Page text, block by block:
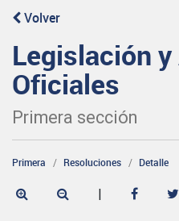
Volver
Legislación
Oficiales
Primera sección
Primera Resoluciones Detalle
|